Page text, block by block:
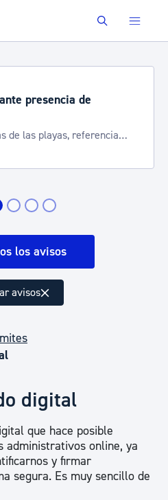
Buscar
presencia de
de las playas, referencia
los avisos
avisos
digital
que hace posible
administrativos online, ya
y firmar
segura. Es muy sencillo de